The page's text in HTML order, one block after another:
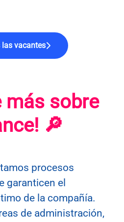
las vacantes
más sobre
🔎
procesos
garanticen el
de la compañía.
de administración,